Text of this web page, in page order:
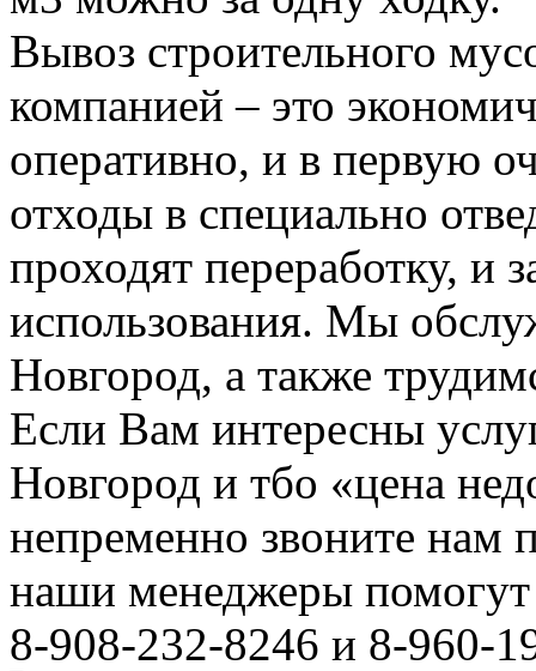
Вывоз строительного
компанией – это
оперативно, и в первую
отходы в специально
проходят переработку, и
использования. Мы
Новгород, а также
Если Вам интересны
Новгород и тбо «цена
непременно звоните нам
наши менеджеры помогут
8-908-232-8246 и 8-960-